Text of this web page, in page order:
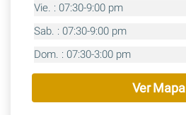
Vie. : 07:30-9:00 pm
Sab. : 07:30-9:00 pm
Dom. : 07:30-3:00 pm
Ver Mapa